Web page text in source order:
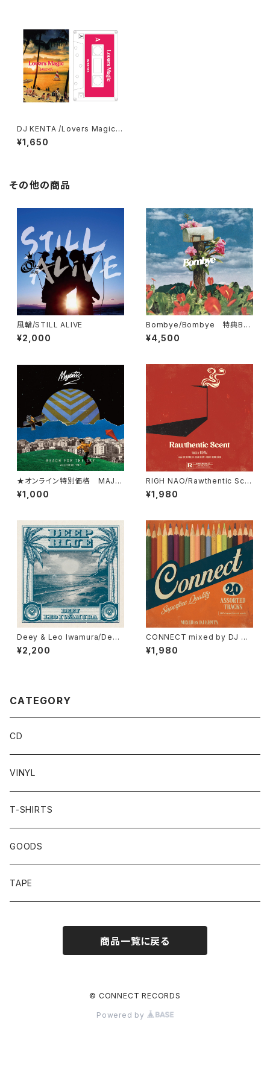
DJ KENTA /Lovers Magic
※こちらはTAPEになります。
¥1,650
その他の商品
風輪/STILL ALIVE
¥2,000
Bombye/Bombye 特典Bo
mbyeステッカー付
¥4,500
★オンライン特別価格 MAJE
STIC TWO / REACH FOR T
HE SKY
¥1,000
RIGH NAO/Rawthentic Sce
nt ※特典 アルバムのインスト盤
¥1,980
Deey & Leo Iwamura/Deep
Blue※こちらはCDになります。
¥2,200
CONNECT mixed by DJ KE
NTA / Various Artists
¥1,980
CATEGORY
CD
VINYL
T-SHIRTS
GOODS
TAPE
商品一覧に戻る
© CONNECT RECORDS
Powered by